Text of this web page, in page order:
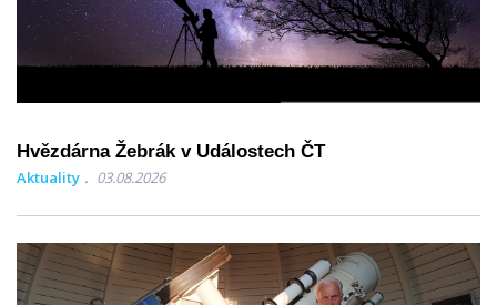
Hvězdárna Žebrák v Událostech ČT
Aktuality 03.08.2026